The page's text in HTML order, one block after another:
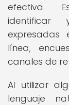
efectiva.
identificar
expresadas
línea,
canales de
Al utilizar
lenguaje